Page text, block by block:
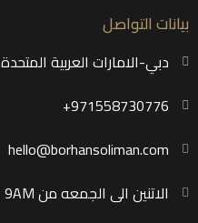
بيانات التواصل
دبي-الامارات العربية المتحدة
971558730776+
hello@borhansoliman.com
الاتنين الى الجمعه من 9AM الى5PM